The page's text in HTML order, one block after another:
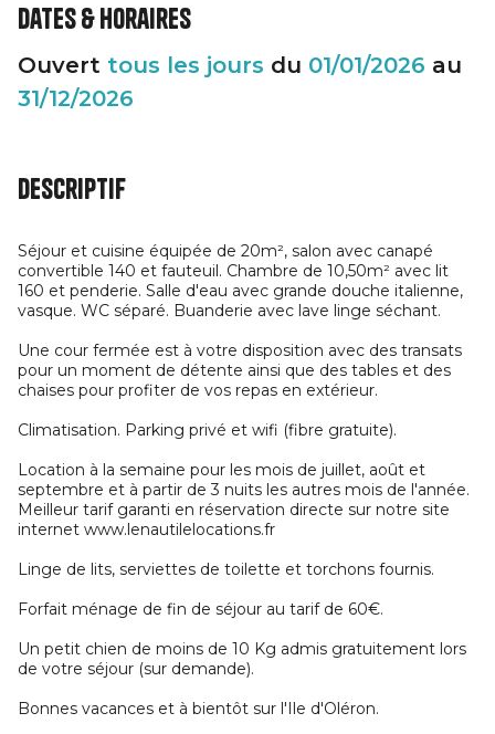
Dates & horaires
Ouvert tous les jours du 01/01/2026 au
31/12/2026
Descriptif
Séjour et cuisine équipée de 20m², salon avec canapé
convertible 140 et fauteuil. Chambre de 10,50m² avec lit
160 et penderie. Salle d'eau avec grande douche italienne,
vasque. WC séparé. Buanderie avec lave linge séchant.
Une cour fermée est à votre disposition avec des transats
pour un moment de détente ainsi que des tables et des
chaises pour profiter de vos repas en extérieur.
Climatisation. Parking privé et wifi (fibre gratuite).
Location à la semaine pour les mois de juillet, août et
septembre et à partir de 3 nuits les autres mois de l'année.
Meilleur tarif garanti en réservation directe sur notre site
internet www.lenautilelocations.fr
Linge de lits, serviettes de toilette et torchons fournis.
Forfait ménage de fin de séjour au tarif de 60€.
Un petit chien de moins de 10 Kg admis gratuitement lors
de votre séjour (sur demande).
Bonnes vacances et à bientôt sur l'Ile d'Oléron.